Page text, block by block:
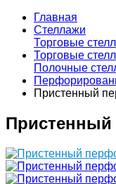
Главная
Стеллажи
Торговые
Торговые
Полочные
Пристенный
Пристенный